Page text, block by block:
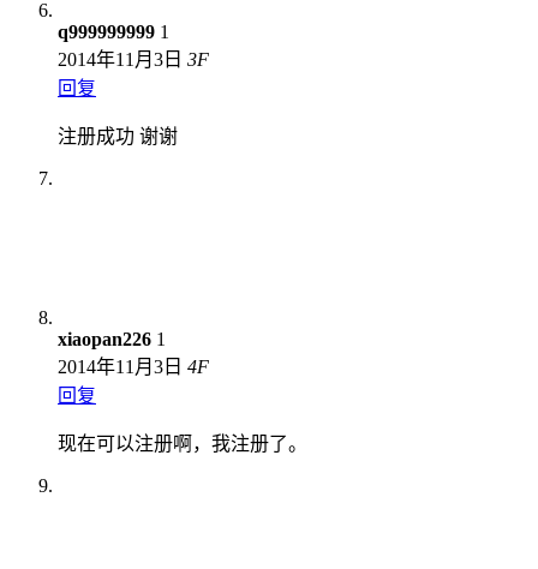
q999999999 1
2014年11月3日 3F
回复
注册成功 谢谢
xiaopan226 1
2014年11月3日 4F
回复
现在可以注册啊，我注册了。